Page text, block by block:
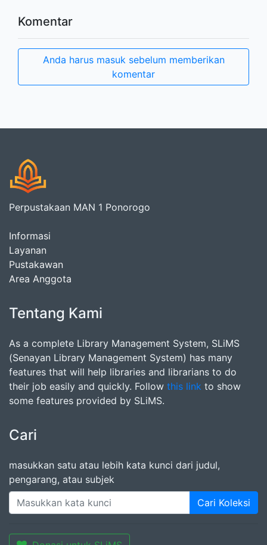
Komentar
Anda harus masuk sebelum memberikan
komentar
Perpustakaan MAN 1 Ponorogo
Informasi
Layanan
Pustakawan
Area Anggota
Tentang Kami
As a complete Library Management System, SLiMS
(Senayan Library Management System) has many
features that will help libraries and librarians to do
their job easily and quickly. Follow this link to show
some features provided by SLiMS.
Cari
masukkan satu atau lebih kata kunci dari judul,
pengarang, atau subjek
Cari Koleksi